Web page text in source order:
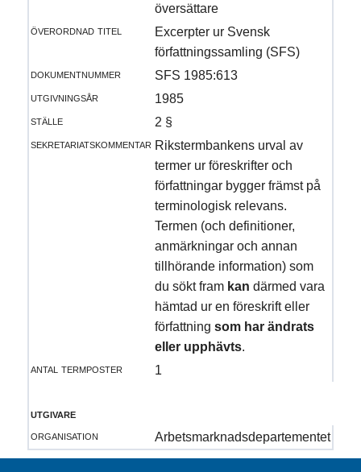
översättare
överordnad titel
Excerpter ur Svensk
författningssamling (SFS)
dokumentnummer
SFS 1985:613
utgivningsår
1985
ställe
2 §
sekretariatskommentar Rikstermbankens urval av
termer ur föreskrifter och
författningar bygger främst på
terminologisk relevans.
Termen (och definitioner,
anmärkningar och annan
tillhörande information) som
du sökt fram kan därmed vara
hämtad ur en föreskrift eller
författning som har ändrats
eller upphävts.
antal termposter
1
utgivare
organisation
Arbetsmarknadsdepartementet